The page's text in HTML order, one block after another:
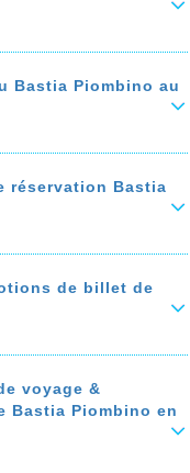
vraiement pas cher,
comparer les prix
téléphonique
pour réserver un billet
Bastia Piombino au
de bateu Bastia
par les agences de
de bateau Bastia
réservation Bastia
agence de voyage
le prix de réservation
de billet de
Bastia Piombino sont
ferries Corsica Ferries
inscrivez-vous à
voyage &
Bastia Piombino en